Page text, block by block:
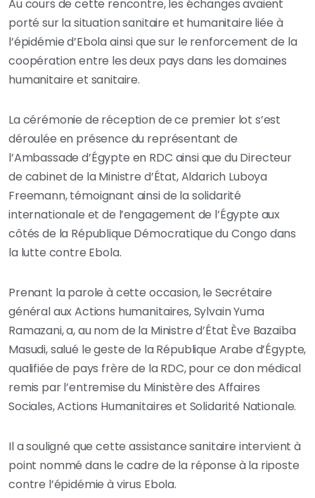
Au cours de cette rencontre, les échanges avaient
porté sur la situation sanitaire et humanitaire liée à
l’épidémie d’Ebola ainsi que sur le renforcement de la
coopération entre les deux pays dans les domaines
humanitaire et sanitaire.
La cérémonie de réception de ce premier lot s’est
déroulée en présence du représentant de
l’Ambassade d’Égypte en RDC ainsi que du Directeur
de cabinet de la Ministre d’État, Aldarich Luboya
Freemann, témoignant ainsi de la solidarité
internationale et de l’engagement de l’Égypte aux
côtés de la République Démocratique du Congo dans
la lutte contre Ebola.
Prenant la parole à cette occasion, le Secrétaire
général aux Actions humanitaires, Sylvain Yuma
Ramazani, a, au nom de la Ministre d’État Ève Bazaiba
Masudi, salué le geste de la République Arabe d’Égypte,
qualifiée de pays frère de la RDC, pour ce don médical
remis par l’entremise du Ministère des Affaires
Sociales, Actions Humanitaires et Solidarité Nationale.
Il a souligné que cette assistance sanitaire intervient à
point nommé dans le cadre de la réponse à la riposte
contre l’épidémie à virus Ebola.